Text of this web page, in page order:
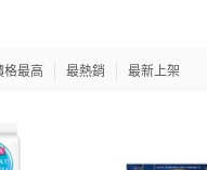
格最高 最熱銷 最新上架